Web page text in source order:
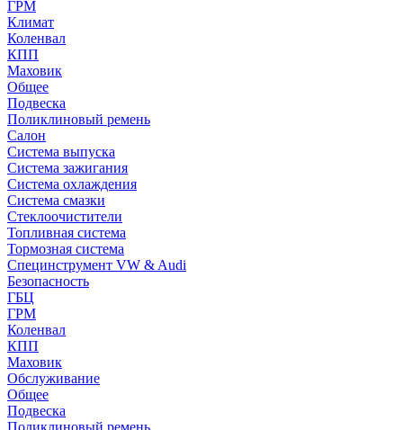
ГРМ
Климат
Коленвал
КПП
Маховик
Общее
Подвеска
Поликлиновый ремень
Салон
Система выпуска
Система зажигания
Система охлаждения
Система смазки
Стеклоочистители
Топливная система
Тормозная система
Специнструмент VW & Audi
Безопасность
ГБЦ
ГРМ
Коленвал
КПП
Маховик
Обслуживание
Общее
Подвеска
Поликлиновый ремень